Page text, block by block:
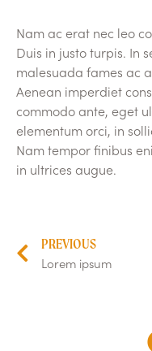
Nam ac erat nec leo
Duis in justo turpis. In
malesuada fames ac
Aenean imperdiet
commodo ante, eget
elementum orci, in
Nam tempor finibus
in ultrices augue.
PREVIOUS
Lorem ipsum